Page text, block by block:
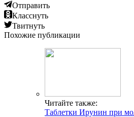
Отправить
Класснуть
Твитнуть
Похожие публикации
Читайте также:
Таблетки Ирунин при